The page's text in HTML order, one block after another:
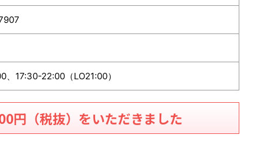
、17:30-22:00（LO21:00）
円（税抜）をいただきました